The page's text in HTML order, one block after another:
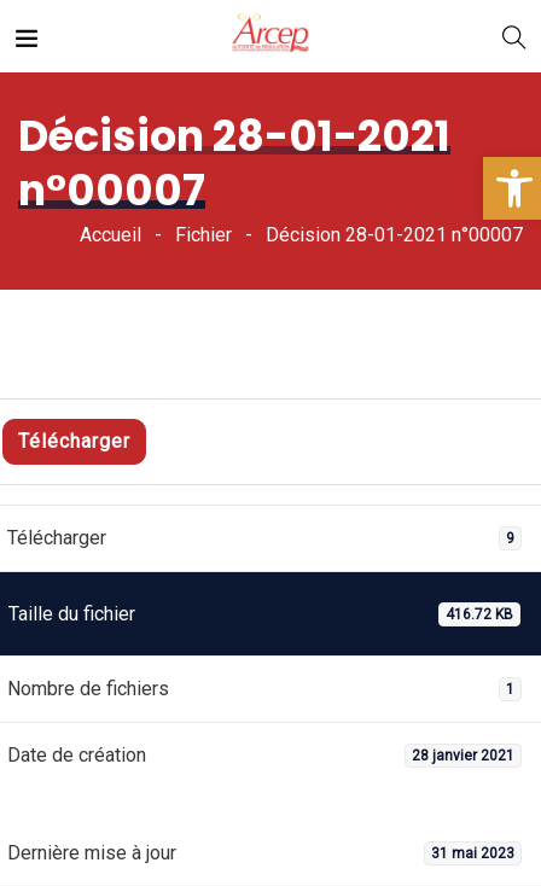
Décision 28-01-2021
n°00007
Accueil Fichier Décision 28-01-2021 n°00007
Télécharger
Télécharger 9
Taille du fichier 416.72 KB
Nombre de fichiers 1
Date de création 28 janvier 2021
Dernière mise à jour 31 mai 2023